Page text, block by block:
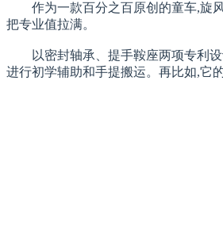
作为一款百分之百原创的童车,旋
把专业值拉满。
以密封轴承、提手鞍座两项专利
进行初学辅助和手提搬运。再比如,它